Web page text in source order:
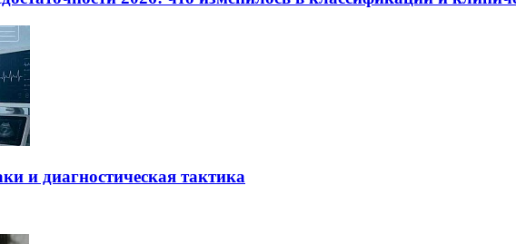
и диагностическая тактика